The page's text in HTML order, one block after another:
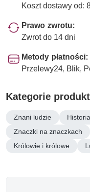
Koszt dostawy od:
Prawo zwrotu:
Zwrot do 14 dni
Metody płatności:
Przelewy24, Blik,
Kategorie
Znani ludzie
Znaczki na znaczkach
Królowie i królowe